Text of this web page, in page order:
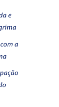
e
a